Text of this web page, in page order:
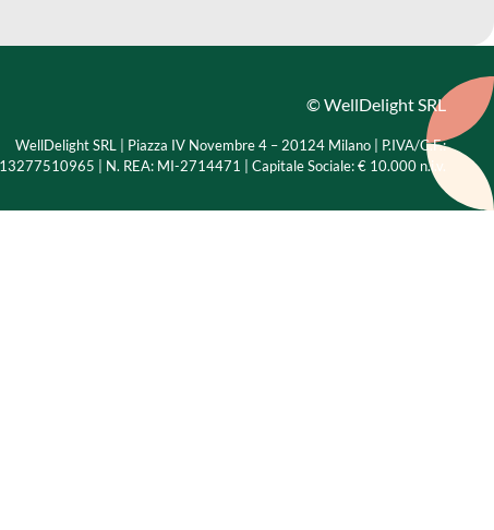
© WellDelight SRL
WellDelight SRL | Piazza IV Novembre 4 – 20124 Milano | P.IVA/C.F.:
| N. REA: MI-2714471 | Capitale Sociale: € 10.000 n.i.v.